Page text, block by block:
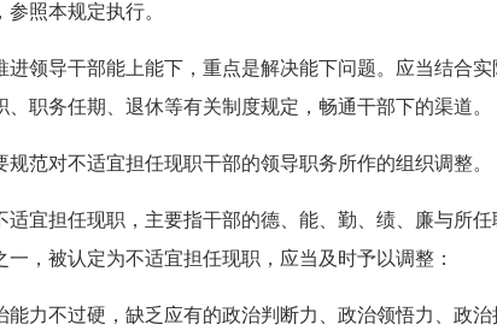
照本规定执行。
领导干部能上能下，重点是解决能下问题。应当结合实
、职务任期、退休等有关制度规定，畅通干部下的渠道。
规范对不适宜担任现职干部的领导职务所作的组织调整。
宜担任现职，主要指干部的德、能、勤、绩、廉与所
一，被认定为不适宜担任现职，应当及时予以调整：
能力不过硬，缺乏应有的政治判断力、政治领悟力、政